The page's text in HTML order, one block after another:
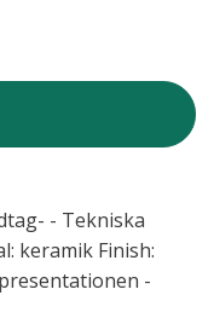
- Tekniska
keramik Finish:
-